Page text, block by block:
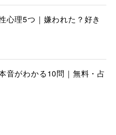
心理5つ｜嫌われた？好き
音がわかる10問｜無料・占